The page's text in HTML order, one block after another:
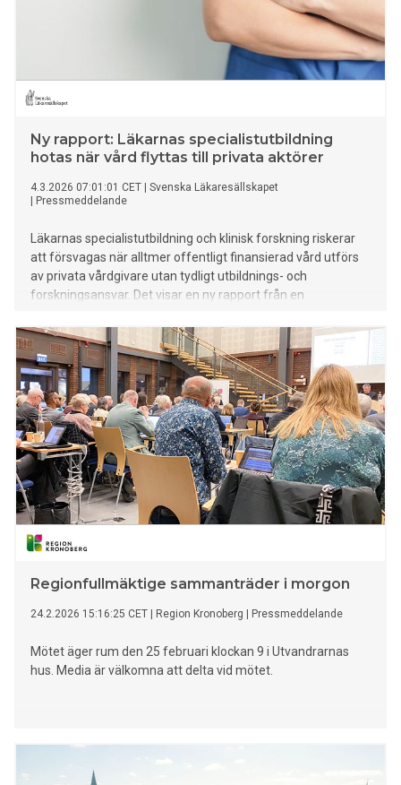
Ny rapport: Läkarnas specialistutbildning
hotas när vård flyttas till privata aktörer
4.3.2026 07:01:01 CET
Svenska Läkaresällskapet
Pressmeddelande
Läkarnas specialistutbildning och klinisk forskning riskerar
att försvagas när alltmer offentligt finansierad vård utförs
av privata vårdgivare utan tydligt utbildnings- och
forskningsansvar. Det visar en ny rapport från en
idag också publicerar en debattartikel i Dagens Medicin.
Under de senaste åren har en växande andel av den
specialiserade vården upphandlats eller lagts ut inom
vårdvalssystem. Rapporten ”ST & forskning – med en ökad
andel privata vårdgivare i svensk sjukvård” visar att stora
patientvolymer i dag finns på enheter där ST-utbildning inte
bedrivs i tillräcklig omfattning – eller där
utbildningsuppdraget saknar tydlig uppföljning. Samtidigt är
den nationella kontrollen av specialistutbildningens kvalitet
begränsad. Socialstyrelsen granskar inte utbildningsmiljöer i
förväg och sanktioner saknas vid brister. – Vi ser en
utveckling där patienter och vård flyttas, men
Regionfullmäktige sammanträder i morgon
24.2.2026 15:16:25 CET Region Kronoberg Pressmeddelande
Mötet äger rum den 25 februari klockan 9 i Utvandrarnas
hus. Media är välkomna att delta vid mötet.